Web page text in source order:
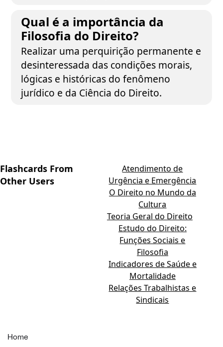
Qual é a importância da
Filosofia do Direito?
Realizar uma perquirição permanente e
desinteressada das condições morais,
lógicas e históricas do fenômeno
jurídico e da Ciência do Direito.
Flashcards From
Other Users
Atendimento de
Urgência e Emergência
O Direito no Mundo da
Cultura
Teoria Geral do Direito
Estudo do Direito:
Funções Sociais e
Filosofia
Indicadores de Saúde e
Mortalidade
Relações Trabalhistas e
Sindicais
Home